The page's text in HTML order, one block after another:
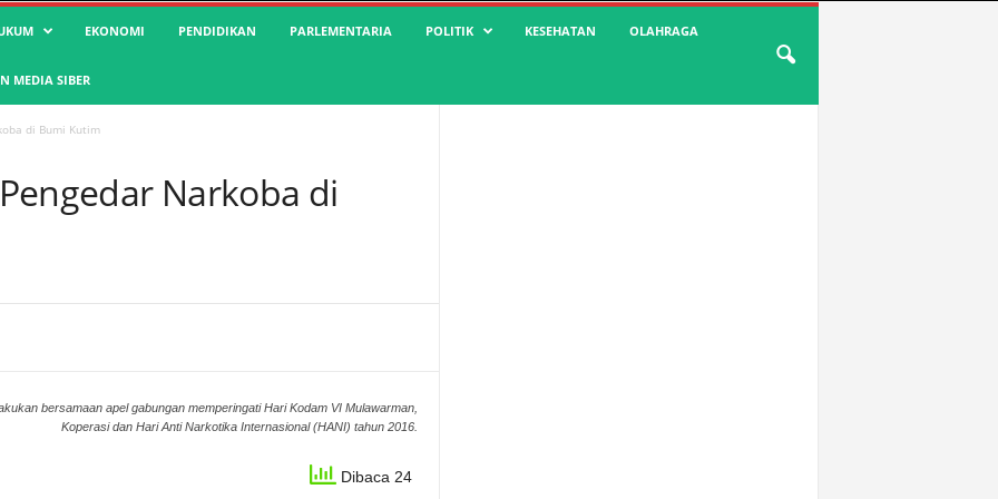
EKONOMI PENDIDIKAN PARLEMENTARIA POLITIK KESEHATAN OLAHRAGA
MEDIA SIBER
di Bumi Kutim
Narkoba di
bersamaan apel gabungan memperingati Hari Kodam VI Mulawarman,
Koperasi dan Hari Anti Narkotika Internasional (HANI) tahun 2016.
Dibaca 24